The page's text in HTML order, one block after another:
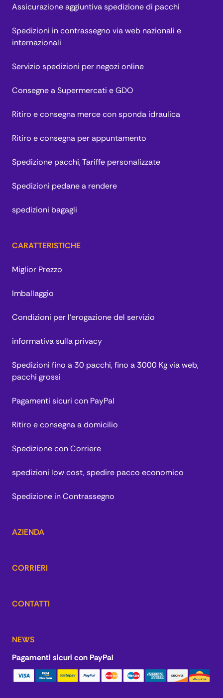
Assicurazione aggiuntiva spedizione di pacchi
Spedizioni in contrassegno via web nazionali e
internazionali
Servizio spedizioni per negozi online
Consegne a Supermercati e GDO
Ritiro e consegna merce con sponda idraulica
Ritiro e consegna per appuntamento
Spedizione pacchi, Tariffe personalizzate
Spedizioni pedane a rendere
spedizioni bagagli
CARATTERISTICHE
Miglior Prezzo
Imballaggio
Condizioni per l’erogazione del servizio
informativa sulla privacy
Spedizioni fino a 30 pacchi, fino a 3000 Kg via web,
pacchi grossi
Pagamenti sicuri con PayPal
Ritiro e consegna a domicilio
Spedizione con Corriere
spedizioni low cost, spedire pacco economico
Spedizione in Contrassegno
AZIENDA
CORRIERI
CONTATTI
NEWS
Pagamenti sicuri con PayPal